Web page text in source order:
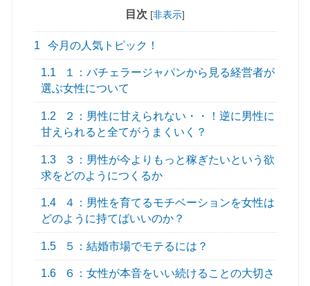
目次 [非表示]
1 今月の人気トピック！
1.1
１：バチェラージャパンから見る経営者が
選ぶ女性について
1.2
２：男性に甘えられない・・！逆に男性に
甘えられると全てがうまくいく？
1.3
３：男性が今よりもっと稼ぎたいという欲
求をどのようにつくるか
1.4
４：男性を育てるモチベーションを女性は
どのように持てばいいのか？
1.5 ５：結婚市場でモテるには？
1.6 ６：女性が本音をいい続けることの大切さ